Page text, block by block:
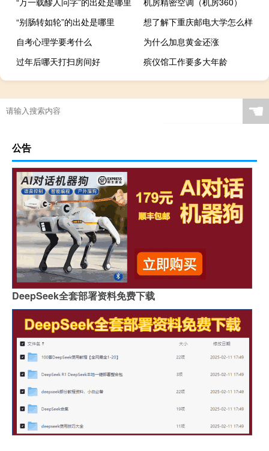
“别肠转如轮”的出处是哪里
想了解下重庆邮电大学怎么样
自考心理学要考什么
为什么加息黄金还涨
过年后哪天打扫房间好
殡仪馆工作要多大年龄
☚
公告
DeepSeek全套部署资料免费下载